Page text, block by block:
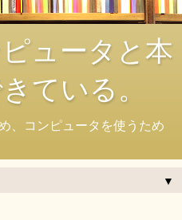
ュータと本
ている。
、コンピュータを使うため
▼